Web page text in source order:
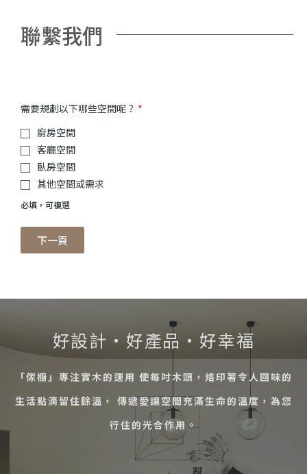
聯繫我們
需要規劃以下哪些空間呢？ *
廚房空間
客廳空間
臥房空間
其他空間或需求
必填，可複選
下一頁
好設計・好產品・好幸福
「傢櫥」專注實木的運用 使每吋木頭，烙印著令人回味的
生活點滴留住餘溫， 傳遞愛讓空間充滿生命的溫度，為您
行住的光合作用。